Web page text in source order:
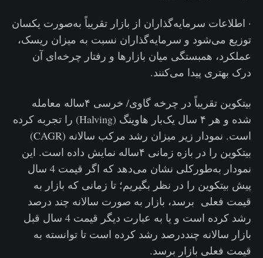
· اطلاعات سرمایه‌گذاران از بازار تقریباً به‌صورت یکسان
توزیع می‌شود و سرمایه‌گذاران نسبت به میزان ریسک،
عملکرد، همبستگی میان بازارها و رفتار چرخه‌ای آن
درک بهتری پیدا می‌کنند.
بیتکوین تقریباً در چرخه گاوی/ خرسی ۴ساله معامله
شده و هر ۴ سال یک‌بار هاوینگ (Halving) را تجربه کرده
است. نمودار زیر میزان رشد مرکب سالانه (CAGR)
بیتکوین را در بازه زمانی ۴ساله نمایش داده است. این
نمودار به‌طورکلی نشان می‌دهد که اگر قیمت 4 سال
پیش بیتکوین را در نظر بگیریم؛ تا زمانی که بازار به
قیمت فعلی برسد، بازار به صورت سالانه چند درصد
رشد کرده است و یا به عبارت دیگر قیمت 4 سال قبل
بازار سالانه چنددرصد رشد کرده است تا توانسته به
قیمت فعلی بازار برسد.